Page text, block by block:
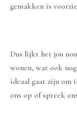
gemakken is
Dus lijkt het jou
wonen, wat ook
ideaal gaat zijn om
ons op of spreek